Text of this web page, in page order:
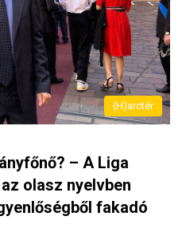
(H)arctér
– A Liga
olasz nyelvben
fakadó